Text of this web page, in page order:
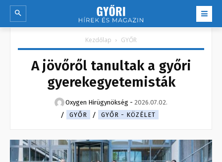
Kezdőlap GYŐR
A jövőről tanultak a győri
gyerekegyetemisták
Oxygen Hirügynökség - 2026.07.02.
GYŐR
GYŐR - KÖZÉLET